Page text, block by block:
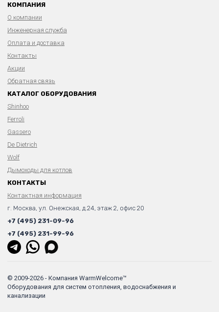
КОМПАНИЯ
О компании
Инженерная служба
Оплата и доставка
Контакты
Акции
Обратная связь
КАТАЛОГ ОБОРУДОВАНИЯ
Shinhoo
Ferroli
Gassero
De Dietrich
Wolf
Дымоходы для котлов
КОНТАКТЫ
Контактная информация
г. Москва, ул. Онежская, д.24, этаж 2, офис 20
+7 (495) 231-09-96
+7 (495) 231-99-96
© 2009-2026 - Компания WarmWelcome™
Оборудования для систем отопления, водоснабжения и
канализации